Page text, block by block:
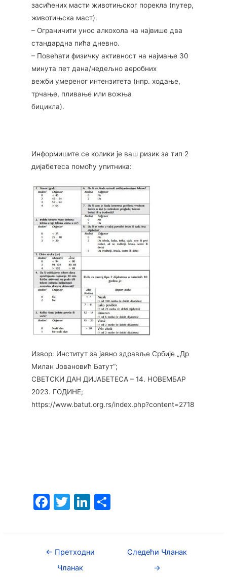
засићених масти животињског порекла (путер,
животињска маст).
– Ограничити унос алкохола на највише два
стандардна пића дневно.
– Повећати физичку активност на најмање 30
минута пет дана/недељно аеробних
вежби умереног интензитета (нпр. ходање,
трчање, пливање или вожња
бицикла).
Информишите се колики је ваш ризик за тип 2
дијабетеса помоћу упитника:
Извор: Институт за јавно здравље Србије „Др
Милан Јовановић Батут“;
СВЕТСКИ ДАН ДИЈАБЕТЕСА – 14. НОВЕМБАР
2023. ГОДИНЕ;
https://www.batut.org.rs/index.php?content=2718
F
e
b
T
er
Li
e
S
← Претходни
Чланак
Следећи Чланак
→